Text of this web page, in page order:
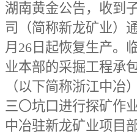
湖南黄金公告，收到
司（简称新龙矿业）
月26日起恢复生产。
业本部的采掘工程承
（以下简称浙江中冶
三〇坑口进行探矿作
中冶驻新龙矿业项目